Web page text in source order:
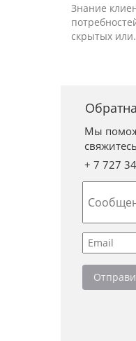
Знание
скрытых
Мы
+ 7 727